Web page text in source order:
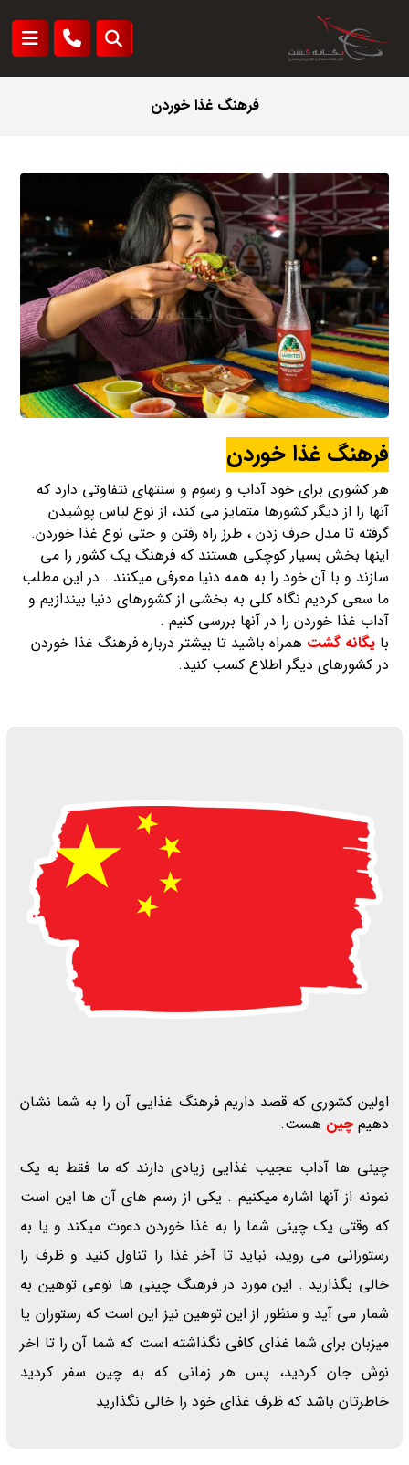
فرهنگ غذا خوردن
فرهنگ غذا خوردن
هر کشوری برای خود آداب و رسوم و سنتهای نتفاوتی دارد که
آنها را از دیگر کشورها متمایز می کند، از نوع لباس پوشیدن
گرفته تا مدل حرف زدن ، طرز راه رفتن و حتی نوع غذا خوردن.
اینها بخش بسیار کوچکی هستند که فرهنگ یک کشور را می
سازند و با آن خود را به همه دنیا معرفی میکنند . در این مطلب
ما سعی کردیم نگاه کلی به بخشی از کشورهای دنیا بیندازیم و
آداب غذا خوردن را در آنها بررسی کنیم .
بایگانه گشت همراه باشید تا بیشتر درباره فرهنگ غذا خوردن
در کشورهای دیگر اطلاع کسب کنید.
اولین کشوری که قصد داریم فرهنگ غذایی آن را به شما نشان
دهیمچین هست.
چینی ها آداب عجیب غذایی زیادی دارند که ما فقط به یک
نمونه از آنها اشاره میکنیم . یکی از رسم های آن ها این است
که وقتی یک چینی شما را به غذا خوردن دعوت میکند و یا به
رستورانی می روید، نباید تا آخر غذا را تناول کنید و ظرف را
خالی بگذارید . این مورد در فرهنگ چینی ها نوعی توهین به
شمار می آید و منظور از این توهین نیز این است که رستوران یا
میزبان برای شما غذای کافی نگذاشته است که شما آن را تا اخر
نوش جان کردید، پس هر زمانی که به چین سفر کردید
خاطرتان باشد که ظرف غذای خود را خالی نگذارید